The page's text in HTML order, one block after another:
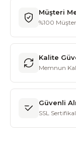
Müşteri
%100
Kalite
Memnun
Güvenli
SSL